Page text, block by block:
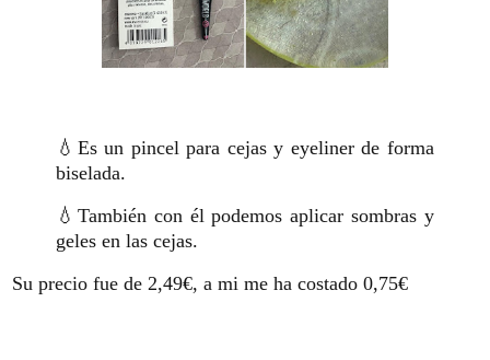
💧Es un pincel para cejas y eyeliner de forma
biselada.
💧También con él podemos aplicar sombras y
geles en las cejas.
Su precio fue de 2,49€, a mi me ha costado 0,75€